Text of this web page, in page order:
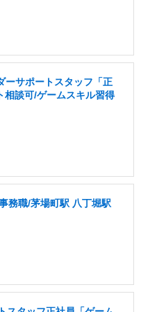
ーサポートスタッフ「正
相談可/ゲームスキル習得
務職/茅場町駅 八丁堀駅